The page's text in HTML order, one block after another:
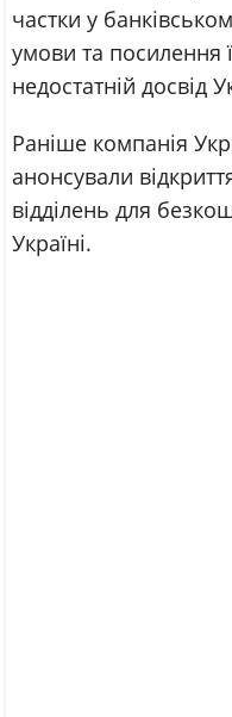
частки у
умови та посилення
недостатній досвід
Раніше компанія
анонсували
відділень для
Україні.